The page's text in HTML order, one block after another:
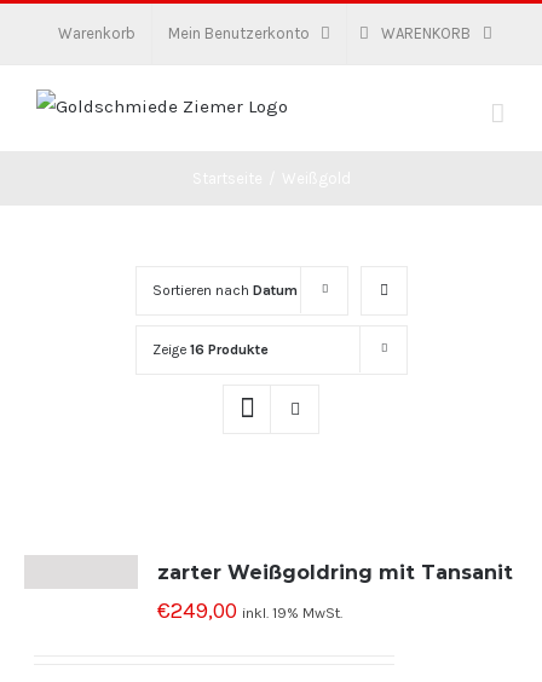
Warenkorb Mein Benutzerkonto WARENKORB
Sortieren nach Datum
Zeige 16 Produkte
zarter Weißgoldring mit Tansanit
€249,00 inkl. 19% MwSt.